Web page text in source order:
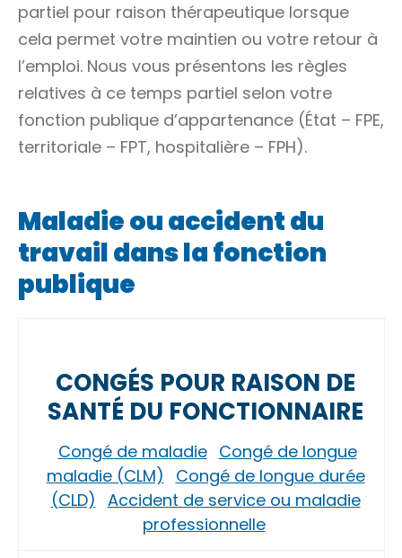
partiel pour raison thérapeutique lorsque
cela permet votre maintien ou votre retour à
l’emploi. Nous vous présentons les règles
relatives à ce temps partiel selon votre
fonction publique d’appartenance (État – FPE,
territoriale – FPT, hospitalière – FPH).
Maladie ou accident du
travail dans la fonction
publique
CONGÉS POUR RAISON DE
SANTÉ DU FONCTIONNAIRE
Congé de maladie Congé de longue
maladie (CLM)
Congé de longue durée
(CLD) Accident de service ou maladie
professionnelle